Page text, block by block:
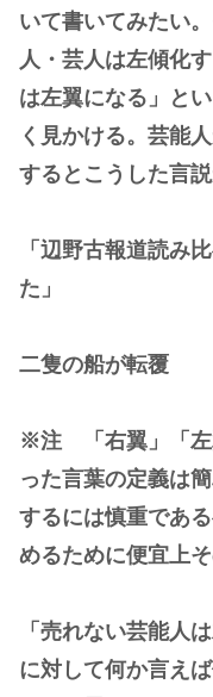
いて書いてみたい
人・芸人は左傾化
は左翼になる」と
く見かける。芸能
するとこうした言
「辺野古報道読み
た」
二隻の船が転覆
※注 「右翼」「左
った言葉の定義は
するには慎重であ
めるために便宜上
「売れない芸能人
に対して何か言え